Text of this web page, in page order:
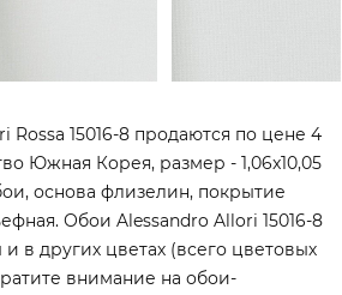
Rossa 15016-8 продаются по цене 4
Южная Корея, размер - 1,06x10,05
основа флизелин, покрытие
Обои Alessandro Allori 15016-8
в других цветах (всего цветовых
внимание на обои-